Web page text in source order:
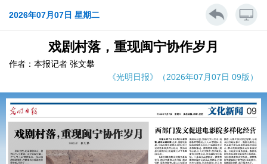
2026年07月07日 星期二
戏剧村落，重现闽宁协作岁月
作者：本报记者 张文攀
《光明日报》（2026年07月07日 09版）